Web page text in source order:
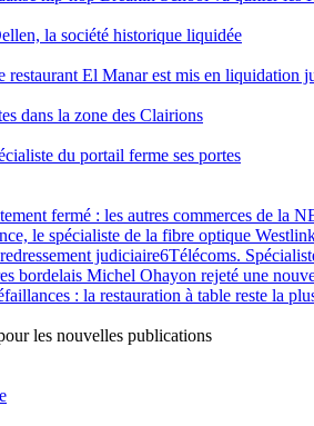
la société historique liquidée
restaurant El Manar est mis en liquidation
dans la zone des Clairions
du portail ferme ses portes
fermé : les autres commerces de la
le spécialiste de la fibre optique
judiciaire6Télécoms.
bordelais Michel Ohayon rejeté une
: la restauration à table reste la
les nouvelles publications